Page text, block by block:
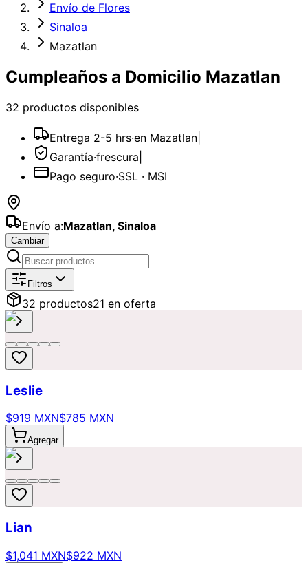
Envío de Flores
Sinaloa
Mazatlan
Cumpleaños a Domicilio Mazatlan
32 productos disponibles
Entrega 2-5 hrs·en Mazatlan
Garantía·frescura
Pago seguro·SSL · MSI
Envío a:Mazatlan, Sinaloa
Cambiar
Catálogo deCumpleaños
Filtros
32 productos21 en oferta
Leslie
$919 MXN$785 MXN
Agregar
Lian
$1,041 MXN$922 MXN